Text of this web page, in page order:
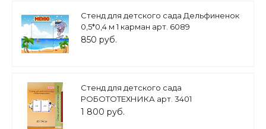
Стенд для детского сада Дельфиненок
0,5*0,4 м 1 карман арт. 6089
850 руб.
Стенд для детского сада
РОБОТОТЕХНИКА арт. 3401
1 800 руб.